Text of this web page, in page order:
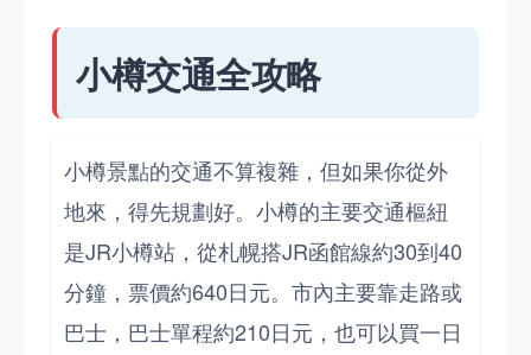
小樽交通全攻略
小樽景點的交通不算複雜，但如果你從外
地來，得先規劃好。小樽的主要交通樞紐
是JR小樽站，從札幌搭JR函館線約30到40
分鐘，票價約640日元。市內主要靠走路或
巴士，巴士單程約210日元，也可以買一日